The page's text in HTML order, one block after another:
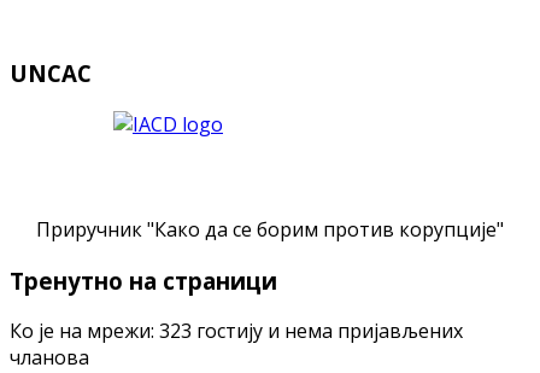
UNCAC
Приручник "Како да се борим против корупције"
Тренутно на страници
Ко је на мрежи: 323 гостију и нема пријављених
чланова